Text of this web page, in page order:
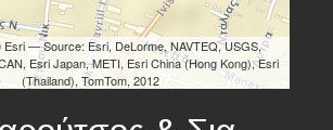
Esri — Source: Esri, DeLorme, NAVTEQ, USGS,
Esri Japan, METI, Esri China (Hong Kong), Esri
(Thailand), TomTom, 2012